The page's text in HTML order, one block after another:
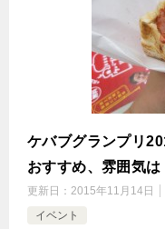
ケバブグランプリ
おすすめ、雰囲気は
更新日： 2015年11月14日
イベント